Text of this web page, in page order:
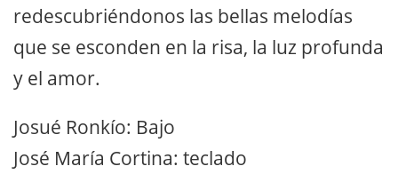
redescubriéndonos las bellas melodías
que se esconden en la risa, la luz profunda
y el amor.
Josué Ronkío: Bajo
José María Cortina: teclado